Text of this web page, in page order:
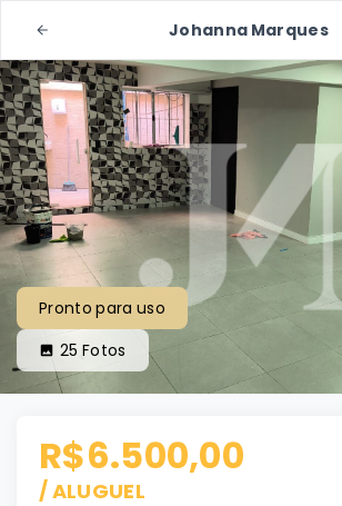
Johanna Marques
Pronto para uso
25 Fotos
R$6.500,00
/ALUGUEL